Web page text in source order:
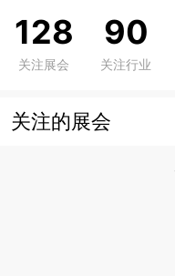
128
关注展会
90
关注行业
关注的展会